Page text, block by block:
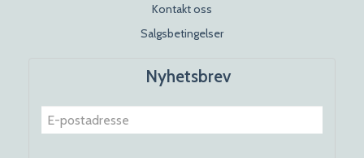
Kontakt oss
Salgsbetingelser
Nyhetsbrev